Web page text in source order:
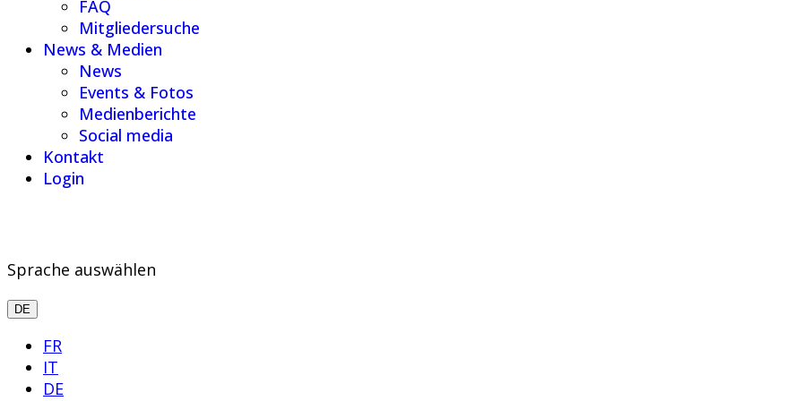
FAQ
Mitgliedersuche
News & Medien
News
Events & Fotos
Medienberichte
Social media
Kontakt
Login
Sprache auswählen
DE
FR
IT
DE